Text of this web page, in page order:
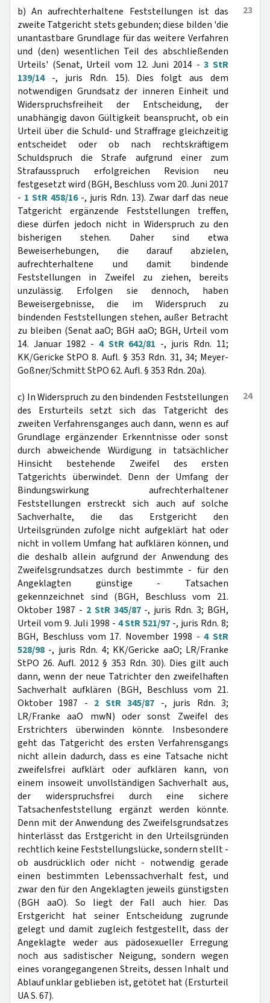
23
b) An aufrechterhaltene Feststellungen ist das
zweite Tatgericht stets gebunden; diese bilden 'die
unantastbare Grundlage für das weitere Verfahren
und (den) wesentlichen Teil des abschließenden
Urteils' (Senat, Urteil vom 12. Juni 2014 -3 StR
139/14-, juris Rdn. 15). Dies folgt aus dem
notwendigen Grundsatz der inneren Einheit und
Widerspruchsfreiheit der Entscheidung, der
unabhängig davon Gültigkeit beansprucht, ob ein
Urteil über die Schuld- und Straffrage gleichzeitig
entscheidet oder ob nach rechtskräftigem
Schuldspruch die Strafe aufgrund einer zum
Strafausspruch erfolgreichen Revision neu
festgesetzt wird (BGH, Beschluss vom 20. Juni 2017
- 1 StR 458/16-, juris Rdn. 13). Zwar darf das neue
Tatgericht ergänzende Feststellungen treffen,
diese dürfen jedoch nicht in Widerspruch zu den
bisherigen stehen. Daher sind etwa
Beweiserhebungen, die darauf abzielen,
aufrechterhaltene und damit bindende
Feststellungen in Zweifel zu ziehen, bereits
unzulässig. Erfolgen sie dennoch, haben
Beweisergebnisse, die im Widerspruch zu
bindenden Feststellungen stehen, außer Betracht
zu bleiben (Senat aaO; BGH aaO; BGH, Urteil vom
14. Januar 1982 - 4 StR 642/81 -, juris Rdn. 11;
KK/Gericke StPO 8. Aufl. § 353 Rdn. 31, 34; Meyer-
Goßner/Schmitt StPO 62. Aufl. § 353 Rdn. 20a).
24
c) In Widerspruch zu den bindenden Feststellungen
des Ersturteils setzt sich das Tatgericht des
zweiten Verfahrensganges auch dann, wenn es auf
Grundlage ergänzender Erkenntnisse oder sonst
durch abweichende Würdigung in tatsächlicher
Hinsicht bestehende Zweifel des ersten
Tatgerichts überwindet. Denn der Umfang der
Bindungswirkung aufrechterhaltener
Feststellungen erstreckt sich auch auf solche
Sachverhalte, die das Erstgericht den
Urteilsgründen zufolge nicht aufgeklärt hat oder
nicht in vollem Umfang hat aufklären können, und
die deshalb allein aufgrund der Anwendung des
Zweifelsgrundsatzes durch bestimmte - für den
Angeklagten günstige - Tatsachen
gekennzeichnet sind (BGH, Beschluss vom 21.
Oktober 1987 - 2 StR 345/87-, juris Rdn. 3; BGH,
Urteil vom 9. Juli 1998 - 4 StR 521/97 -, juris Rdn. 8;
BGH, Beschluss vom 17. November 1998 -4 StR
528/98 -, juris Rdn. 4; KK/Gericke aaO; LR/Franke
StPO 26. Aufl. 2012 § 353 Rdn. 30). Dies gilt auch
dann, wenn der neue Tatrichter den zweifelhaften
Sachverhalt aufklären (BGH, Beschluss vom 21.
Oktober 1987 - 2 StR 345/87 -, juris Rdn. 3;
LR/Franke aaO mwN) oder sonst Zweifel des
Erstrichters überwinden könnte. Insbesondere
geht das Tatgericht des ersten Verfahrensgangs
nicht allein dadurch, dass es eine Tatsache nicht
zweifelsfrei aufklärt oder aufklären kann, von
einem insoweit unvollständigen Sachverhalt aus,
der widerspruchsfrei durch eine sichere
Tatsachenfeststellung ergänzt werden könnte.
Denn mit der Anwendung des Zweifelsgrundsatzes
hinterlässt das Erstgericht in den Urteilsgründen
rechtlich keine Feststellungslücke, sondern stellt -
ob ausdrücklich oder nicht - notwendig gerade
einen bestimmten Lebenssachverhalt fest, und
zwar den für den Angeklagten jeweils günstigsten
(BGH aaO). So liegt der Fall auch hier. Das
Erstgericht hat seiner Entscheidung zugrunde
gelegt und damit zugleich festgestellt, dass der
Angeklagte weder aus pädosexueller Erregung
noch aus sadistischer Neigung, sondern wegen
eines vorangegangenen Streits, dessen Inhalt und
Ablauf unklar geblieben ist, getötet hat (Ersturteil
UA S. 67).